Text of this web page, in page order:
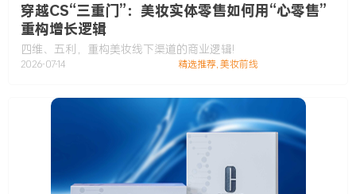
穿越CS“三重门”：美妆实体零售如何用“心零售”
重构增长逻辑
四维、五利，重构美妆线下渠道的商业逻辑!
2026-07-14 精选推荐,美妆前线